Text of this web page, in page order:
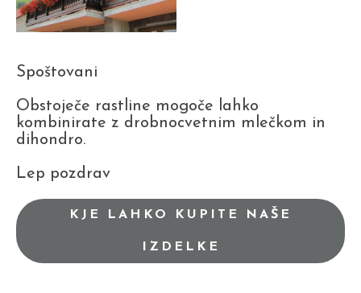
Spoštovani
Obstoječe rastline mogoče lahko
kombinirate z drobnocvetnim mlečkom in
dihondro.
Lep pozdrav
KJE LAHKO KUPITE NAŠE
IZDELKE